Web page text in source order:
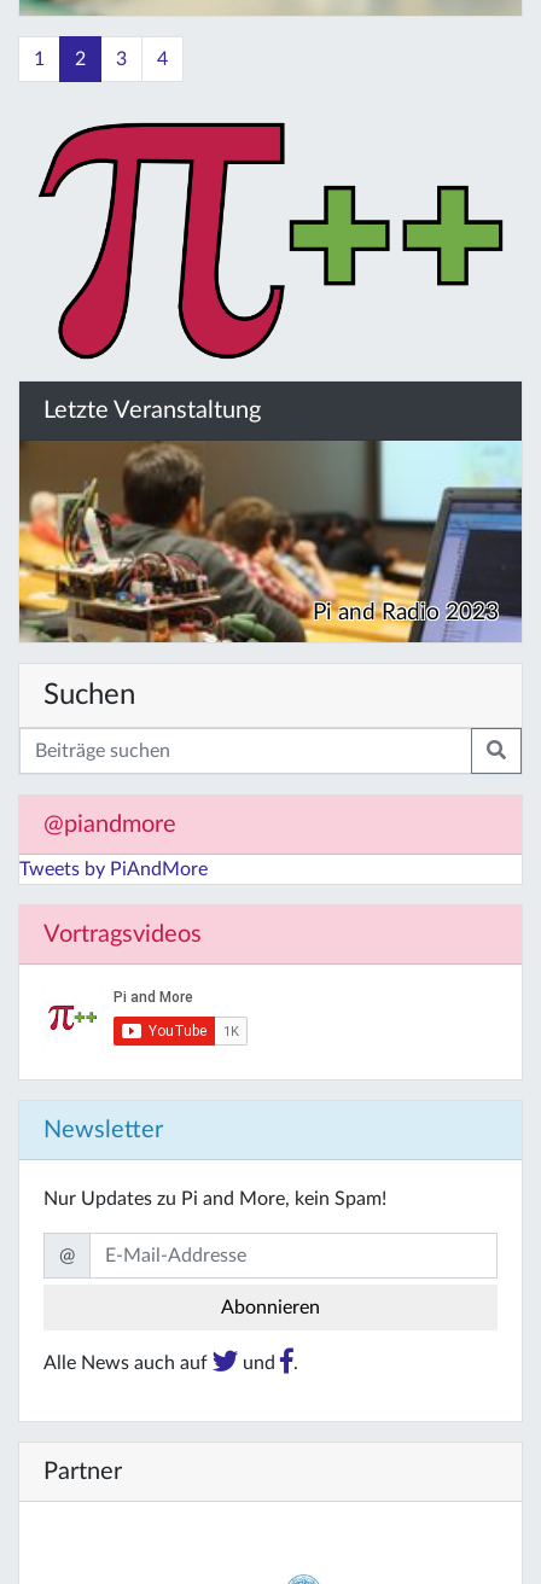
1 2 3 4
Letzte Veranstaltung
Pi and Radio 2023
Suchen
@piandmore
Tweets by PiAndMore
Vortragsvideos
Newsletter
Nur Updates zu Pi and More, kein Spam!
@
Alle News auch auf und .
Partner